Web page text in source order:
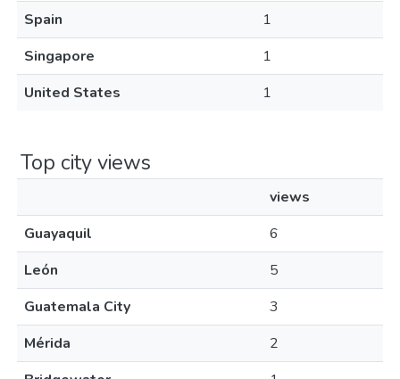
Spain
1
Singapore
1
United States
1
Top city views
views
Guayaquil
6
León
5
Guatemala City
3
Mérida
2